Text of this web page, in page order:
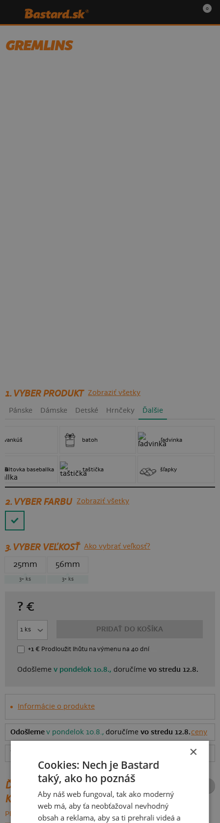
0
GREMLINS
1. VYBER PRODUKT Zobraziť všetky
Pánske Dámske Detské Hrnčeky Ďalšie
vankúš
šiltovka baseballka
batoh
taštička
ľadvinka
šľapky
2. VYBER FARBU Zobraziť všetky
3.VYBER VEĽKOSŤ Ako vybrať veľkosť?
25mm
3+ ks
56mm
3+ ks
? €
PRIDAŤ DO KOŠÍKA
+1 € Prodloužit lhůtuna výmenu na 40 dní
Odošlemev pondelok 10.8., doručímevo stredu 12.8.
Informácie o produkte
Odošlemev pondelok 10.8., doručímevo stredu 12.8.ceny
rozmery
ĎALŠIE POTLAČE Z ROVNAKEJ
KATEGÓRIE
PREHĽADÁVAŤ VŠETKO:
×
Cookies: Nech je Bastard
taký, ako ho poznáš
Aby náš web fungoval, tak ako moderný
web má, aby ťa neobťažoval nevhodný
obsah a reklama, aby sa ti prehrali videá a